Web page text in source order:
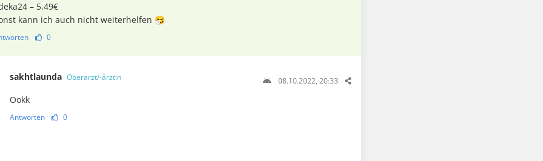
– 5,49€
kann ich auch nicht weiterhelfen 🤧
0
sakhtlaunda Oberarzt/-ärztin 08.10.2022, 20:33
Ookk
Antworten 0